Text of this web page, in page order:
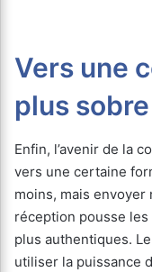
Vers une
plus
Enfin, l’avenir de la
vers une certaine
moins, mais envoyer
réception pousse
plus authentiques.
utiliser la puissance